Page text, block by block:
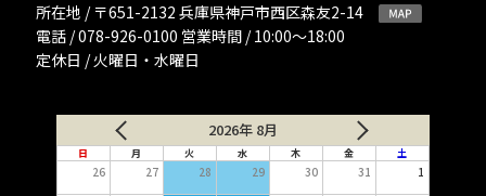
所在地 / 〒651-2132 兵庫県神戸市西区森友2-14
電話 / 078-926-0100 営業時間 / 10:00〜18:00
定休日 / 火曜日・水曜日
2026年 8月
日 月 火 水 木 金 土
26 27 28 29 30 31 1